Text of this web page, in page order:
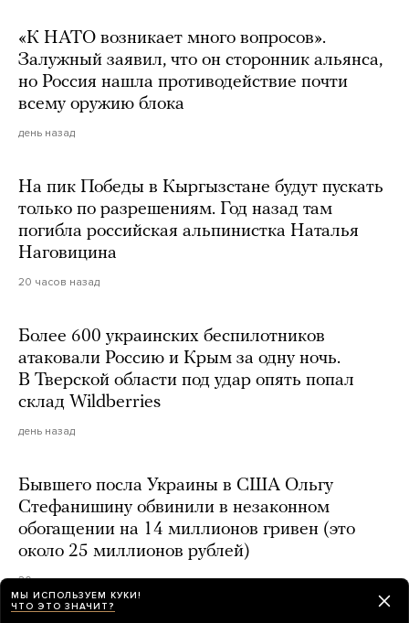
«К НАТО возникает много вопросов».
Залужный заявил, что он сторонник альянса,
но Россия нашла противодействие почти
всему оружию блока
день назад
На пик Победы в Кыргызстане будут пускать
только по разрешениям. Год назад там
погибла российская альпинистка Наталья
Наговицина
20 часов назад
Более 600 украинских беспилотников
атаковали Россию и Крым за одну ночь.
В Тверской области под удар опять попал
склад Wildberries
день назад
Бывшего посла Украины в США Ольгу
Стефанишину обвинили в незаконном
обогащении на 14 миллионов гривен (это
около 25 миллионов рублей)
20 часов назад
МЫ ИСПОЛЬЗУЕМ КУКИ!
ЧТО ЭТО ЗНАЧИТ?